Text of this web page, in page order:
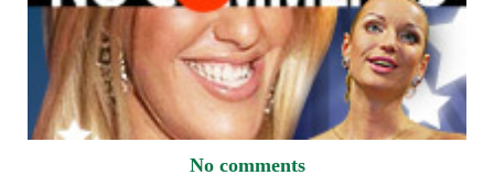
No comments